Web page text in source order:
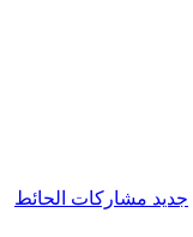
جديد مشاركات الحائط